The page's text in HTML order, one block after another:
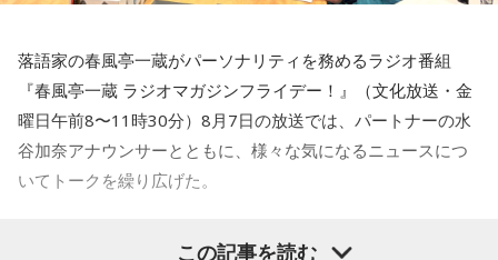
火曜 東貴博・黒沢かずこ（森三中）／ゲスト 尾形貴弘（パ
ンサー）
水曜 春風亭昇太・乾貴美子／ゲスト 林家正蔵
木曜 清水ミチコ・ナイツ
金曜 高田文夫・松村邦洋・磯山さやか／ゲスト ウエストラ
落語家の春風亭一蔵がパーソナリティを務めるラジオ番組
『春風亭一蔵 ラジオマガジンフライデー！』（文化放送・金
曜日午前8〜11時30分）8月7日の放送では、パートナーの水
谷加奈アナウンサーとともに、様々な気になるニュースにつ
いてトークを繰り広げた。
「一蔵さんが気になったニュースは何でしょうか？」
この記事を読む